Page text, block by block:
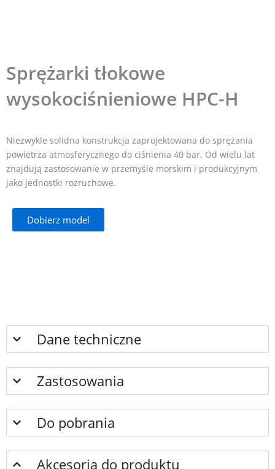
Sprężarki tłokowe
wysokociśnieniowe HPC-H
Niezwykle solidna konstrukcja zaprojektowana do sprężania
powietrza atmosferycznego do ciśnienia 40 bar. Od wielu lat
znajdują zastosowanie w przemyśle morskim i produkcyjnym
jako jednostki rozruchowe.
Dobierz model
Dane techniczne
Zastosowania
Do pobrania
Akcesoria do produktu